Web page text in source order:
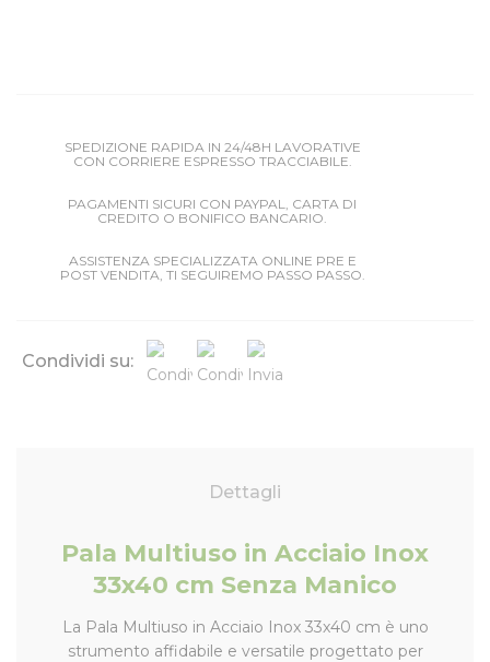
SPEDIZIONE RAPIDA IN 24/48H LAVORATIVE
CON CORRIERE ESPRESSO TRACCIABILE.
PAGAMENTI SICURI CON PAYPAL, CARTA DI
CREDITO O BONIFICO BANCARIO.
ASSISTENZA SPECIALIZZATA ONLINE PRE E
POST VENDITA, TI SEGUIREMO PASSO PASSO.
Condividi su:
Dettagli
Pala Multiuso in Acciaio Inox
33x40 cm Senza Manico
La Pala Multiuso in Acciaio Inox 33x40 cm è uno
strumento affidabile e versatile progettato per